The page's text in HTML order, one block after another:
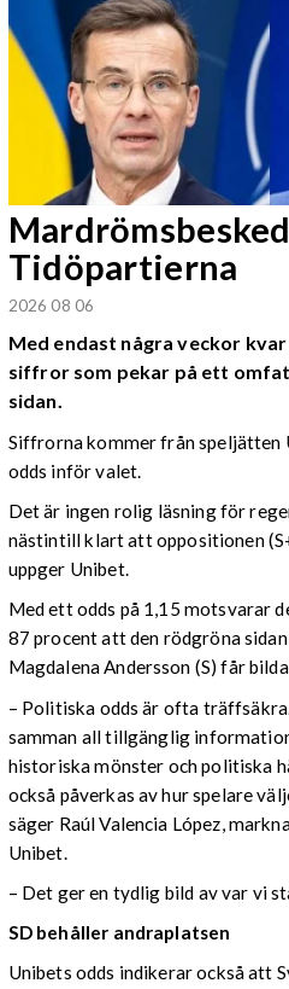
Tidöpartierna
2026 08 06
Med endast några veckor
siffror som pekar på ett
sidan.
Siffrorna kommer från speljätten
odds inför valet.
Det är ingen rolig läsning för
nästintill klart att oppositionen
uppger Unibet.
Med ett odds på 1,15 motsvarar
87 procent att den rödgröna
Magdalena Andersson (S) får
– Politiska odds är ofta
samman all tillgänglig
historiska mönster och politiska
också påverkas av hur spelare
säger Raúl Valencia López,
Unibet.
– Det ger en tydlig bild av var vi
SD behåller andraplatsen
Unibets odds indikerar också att